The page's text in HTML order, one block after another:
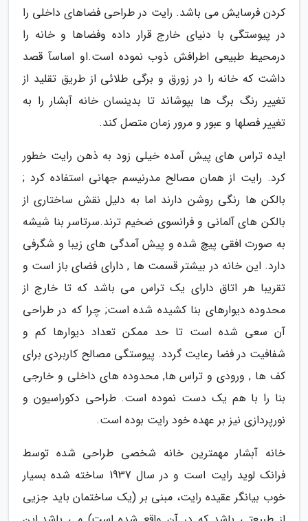
کردن فرسایش می باشد. رایت در طراحی فضاهای داخلی را
در پیوستگی با دنیای خارج قرار داده وفضاها و خانه را
درمحیط طبیعی اطرافش ذوب نموده است.او اساسآ قصد
داشت که خانه را در زورق و برگی طلائی از طریق تقلید از
تغییر رنگ برگ ها بپوشاند تا بدینسان خانه آبشار را به
تغییر فصلها و عبور و مرور زمان متصل کند.
ایده تراس های پیش آمده خیلی زود به ذهن رایت خطور
کرد. رایت از همان مصالح مدرنیسم جهانی استفاده کرد ;
بالکن ها رنگی روشن دارند اما به دلیل نقش ساختاری از
بالکن های آلمانی و فرانسوی ضخیم ترند.سرتاسر بنا شیشه
به صورت افقی پیچ شده و پیش آمدگی های زیبا و شگرفی
دارد. این خانه در بیشتر قسمت ها , دارای فضای باز است و
تقریبا هر اتاق دارای یک تراس می باشد که تا خارج از
محدوده دیوارهای بنا کشیده شده است; چرا که در طراحی
آن سعی شده است تا حد ممکن تعداد دیوارها کم و
شفافیت در فضا رعایت گردد. پیوستگی مصالح کاربردی برای
کف ها , ورودی و تراس ها, محدوده های داخلی و خارجی
بنا را با هم یک دست نموده است. طراحی دکوراسیون و
نورپردازی نیز بر عهده خود رایت بوده است.
خانه آبشار مهمترین خانه شخصی طراحی شده توسط
فرانک لوید رایت است و در سال 1937 ساخته شده بسیار
خوب بیانگر عقیده رایت، مبنی بر (یک ساختمان باید جزیی